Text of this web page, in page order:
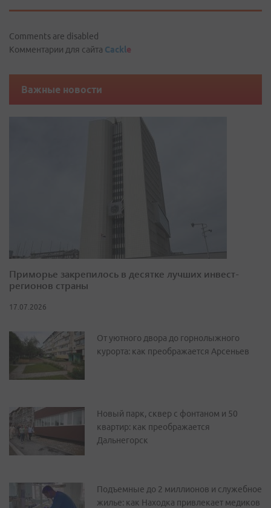
Comments are disabled
Комментарии для сайта Cackle
Важные новости
Приморье закрепилось в десятке лучших инвест-
регионов страны
17.07.2026
От уютного двора до горнолыжного
курорта: как преображается Арсеньев
Новый парк, сквер с фонтаном и 50
квартир: как преображается
Дальнегорск
Подъемные до 2 миллионов и служебное
жилье: как Находка привлекает медиков